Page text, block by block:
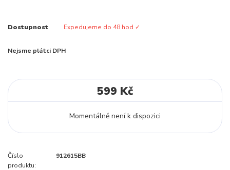
Dostupnost Expedujeme do 48 hod ✓
Nejsme plátci DPH
599 Kč
Momentálně není k dispozici
Číslo
produktu:
912615BB